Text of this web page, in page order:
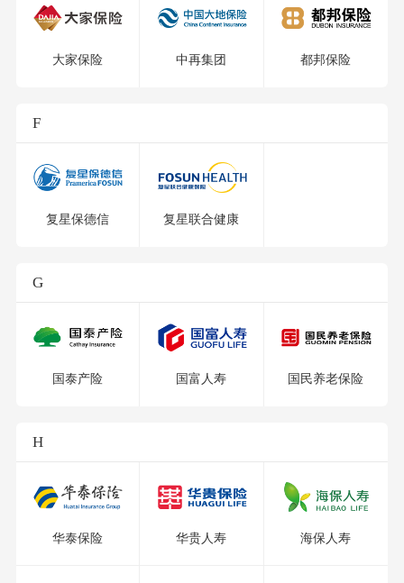
大家保险 中再集团 都邦保险
F
复星保德信 复星联合健康
G
国泰产险 国富人寿 国民养老保险
H
华泰保险 华贵人寿 海保人寿